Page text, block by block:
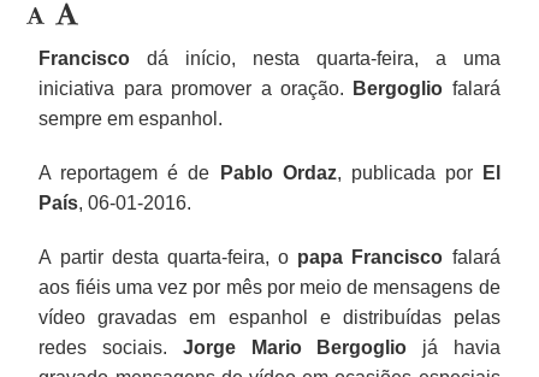
Francisco dá início, nesta quarta-feira, a uma
iniciativa para promover a oração.
Bergoglio falará
sempre em espanhol.
A reportagem é de Pablo Ordaz, publicada por
El
País, 06-01-2016.
A partir desta quarta-feira, o papa Francisco falará
aos fiéis uma vez por mês por meio de mensagens de
vídeo gravadas em espanhol e distribuídas pelas
redes sociais. Jorge Mario Bergoglio já havia